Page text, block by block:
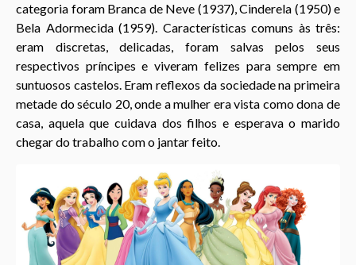
categoria foram Branca de Neve (1937), Cinderela (1950) e
Bela Adormecida (1959). Características comuns às três:
eram discretas, delicadas, foram salvas pelos seus
respectivos príncipes e viveram felizes para sempre em
suntuosos castelos. Eram reflexos da sociedade na primeira
metade do século 20, onde a mulher era vista como dona de
casa, aquela que cuidava dos filhos e esperava o marido
chegar do trabalho com o jantar feito.